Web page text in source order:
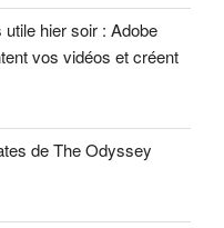
hier soir : Adobe
vos vidéos et créent
de The Odyssey